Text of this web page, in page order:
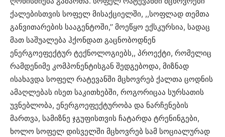
ქალებისთვის სოფელ მისაქციელში, ,,სოფლად თემთა
განვითარების სააგენტოში,’’ მოეწყო ექსკურსია, სადაც
მათ საშუალება ჰქონდათ გაცნობოდნენ
ენერგოეფექტურ ტექნოლოგიებს,, პროექტი, რომელიც
რამდენიმე კომპონენტისგან შედგებოდა, მიზნად
ისახავდა სოფელ რატევანში მცხოვრებ ქალთა ცოდნის
ამაღლებას ისეთ საკითხებში, როგორიცაა სურსათის
უვნებლობა, ენერგოეფექტურობა და ნარჩენების
მართვა, სამიზნე ჯგუფისთვის ჩატარდა ტრენინგები,
ხოლო სოფელ დისველში მცხოვრებ სამ სოციალურად